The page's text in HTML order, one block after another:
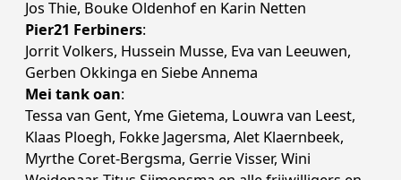
Jos Thie, Bouke Oldenhof en Karin Netten
Pier21 Ferbiners:
Jorrit Volkers, Hussein Musse, Eva van Leeuwen,
Gerben Okkinga en Siebe Annema
Mei tank oan:
Tessa van Gent, Yme Gietema, Louwra van Leest,
Klaas Ploegh, Fokke Jagersma, Alet Klaernbeek,
Myrthe Coret-Bergsma, Gerrie Visser, Wini